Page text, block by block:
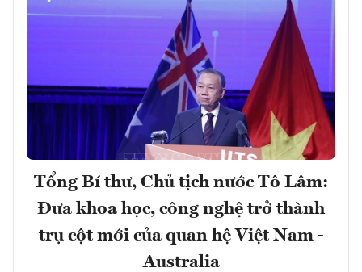
Tổng Bí thư, Chủ tịch nước Tô Lâm:
Đưa khoa học, công nghệ trở thành
trụ cột mới của quan hệ Việt Nam -
Australia